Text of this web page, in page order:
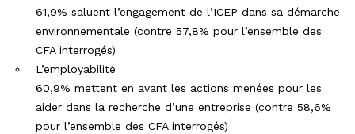
61,9% saluent l’engagement de l’ICEP dans sa démarche
environnementale (contre 57,8% pour l’ensemble des
CFA interrogés)
L’employabilité
60,9% mettent en avant les actions menées pour les
aider dans la recherche d’une entreprise (contre 58,6%
pour l’ensemble des CFA interrogés)